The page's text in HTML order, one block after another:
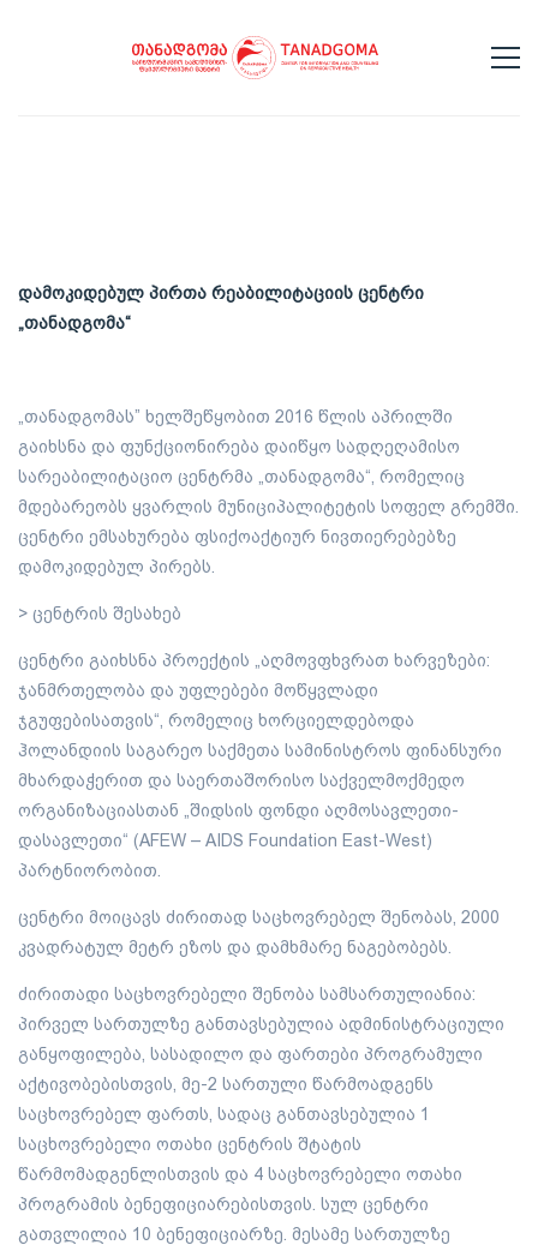
დამოკიდებულ პირთა რეაბილიტაციის ცენტრი
„თანადგომა“
„თანადგომას” ხელშეწყობით 2016 წლის აპრილში
გაიხსნა და ფუნქციონირება დაიწყო სადღეღამისო
სარეაბილიტაციო ცენტრმა „თანადგომა“, რომელიც
მდებარეობს ყვარლის მუნიციპალიტეტის სოფელ გრემში.
ცენტრი ემსახურება ფსიქოაქტიურ ნივთიერებებზე
დამოკიდებულ პირებს.
> ცენტრის შესახებ
ცენტრი გაიხსნა პროექტის „აღმოვფხვრათ ხარვეზები:
ჯანმრთელობა და უფლებები მოწყვლადი
ჯგუფებისათვის“, რომელიც ხორციელდებოდა
ჰოლანდიის საგარეო საქმეთა სამინისტროს ფინანსური
მხარდაჭერით და საერთაშორისო საქველმოქმედო
ორგანიზაციასთან „შიდსის ფონდი აღმოსავლეთი-
დასავლეთი“ (AFEW – AIDS Foundation East-West)
პარტნიორობით.
ცენტრი მოიცავს ძირითად საცხოვრებელ შენობას, 2000
კვადრატულ მეტრ ეზოს და დამხმარე ნაგებობებს.
ძირითადი საცხოვრებელი შენობა სამსართულიანია:
პირველ სართულზე განთავსებულია ადმინისტრაციული
განყოფილება, სასადილო და ფართები პროგრამული
აქტივობებისთვის, მე-2 სართული წარმოადგენს
საცხოვრებელ ფართს, სადაც განთავსებულია 1
საცხოვრებელი ოთახი ცენტრის შტატის
წარმომადგენლისთვის და 4 საცხოვრებელი ოთახი
პროგრამის ბენეფიციარებისთვის. სულ ცენტრი
გათვლილია 10 ბენეფიციარზე. მესამე სართულზე